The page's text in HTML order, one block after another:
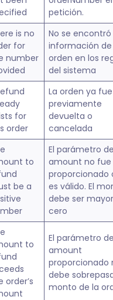
petición.
is no
for
number
No se encontró
información de
orden en los
del sistema
for
order
La orden ya fue
previamente
devuelta o
cancelada
to
be a
El parámetro de
amount no fue
proporcionado
es válido. El
debe ser
cero
to
order’s
El parámetro de
amount
proporcionado
debe
monto de la